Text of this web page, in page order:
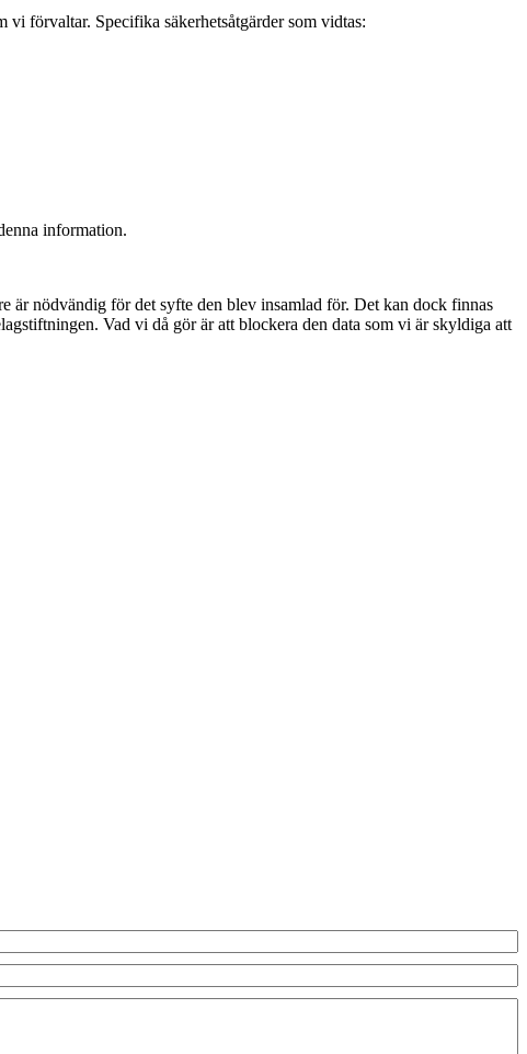
förvaltar. Specifika säkerhetsåtgärder som vidtas:
information.
är nödvändig för det syfte den blev insamlad för. Det kan dock finnas
Vad vi då gör är att blockera den data som vi är skyldiga att